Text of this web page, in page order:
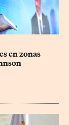
en zonas